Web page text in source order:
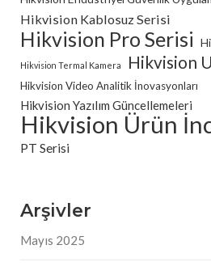
Hikvision Kablosuz Serisi
Hikvision Pro Serisi
Hikvision Termal Kamera Hikvision
Hikvision Video Analitik İnovasyonları
Hikvision Yazılım Güncellemeleri
Hikvision Ürün
PT Serisi
Arşivler
Mayıs 2025